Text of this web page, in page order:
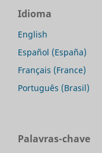
Idioma
English
Español (España)
Français (France)
Português (Brasil)
Palavras-chave